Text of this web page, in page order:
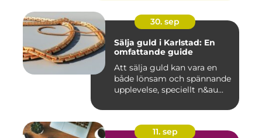
30. sep
Sälja guld i Karlstad: En
omfattande guide
Att sälja guld kan vara en
både lönsam och spännande
upplevelse, speciellt n&au...
11. sep